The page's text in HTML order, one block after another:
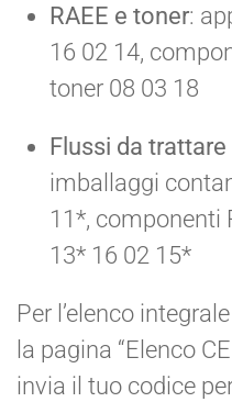
RAEE e toner:
16 02 14,
toner 08 03 18
Flussi da
imballaggi
11*, componenti
13* 16 02 15*
Per l’elenco
la pagina “Elenco
invia il tuo codice